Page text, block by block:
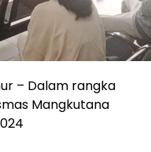
– Dalam rangka
Mangkutana